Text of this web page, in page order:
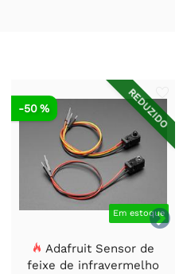

REDUZIDO
Em estoque
-50 %
Adafruit Sensor de
feixe de infravermelho